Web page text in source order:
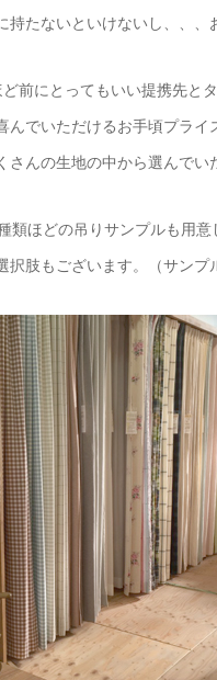
たないといけないし、、、
前にとってもいい提携先と
んでいただけるお手頃プライ
んの生地の中から選んでい
類ほどの吊りサンプルも用意
肢もございます。（サンプ